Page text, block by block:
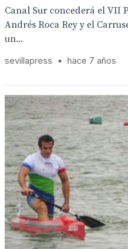
Canal Sur concederá el VII
Andrés Roca Rey y el
un...
sevillapress • hace 7 años